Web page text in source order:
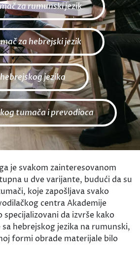
za rumunski jezik
za hebrejski jezik
jezika
tumača i prevodioca
je svakom zainteresovanom
u dve varijante, budući da su
koje zapošljava svako
centra Akademije
da izvrše kako
hebrejskog jezika na rumunski,
formi obrade materijale bilo